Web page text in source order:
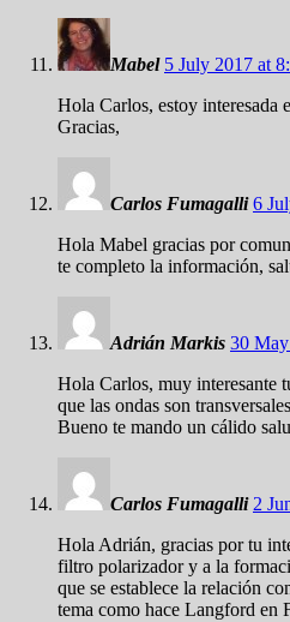
Mabel 5 July 2017 at
Hola Carlos, estoy interesada
Gracias,
Carlos Fumagalli 6
Hola Mabel gracias por
te completo la información,
Adrián Markis 30
Hola Carlos, muy interesante
que las ondas son
Bueno te mando un cálido
Carlos Fumagalli 2
Hola Adrián, gracias por tu
filtro polarizador y a la
que se establece la relación
tema como hace Langford en